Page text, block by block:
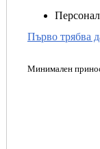
Първо трябва
Минимален